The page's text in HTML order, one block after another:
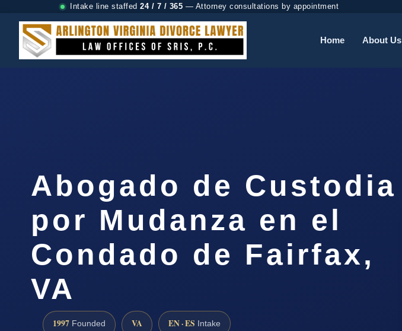
Intake line staffed 24 / 7 / 365 — Attorney consultations by appointment
Home About Us
Abogado de Custodia
por Mudanza en el
Condado de Fairfax,
VA
1997 Founded VA EN · ES Intake